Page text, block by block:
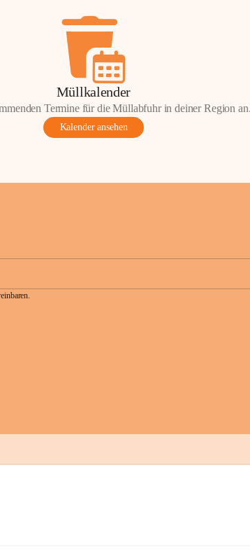
Müllkalender
Termine für die Müllabfuhr in deiner Region
Kalender ansehen